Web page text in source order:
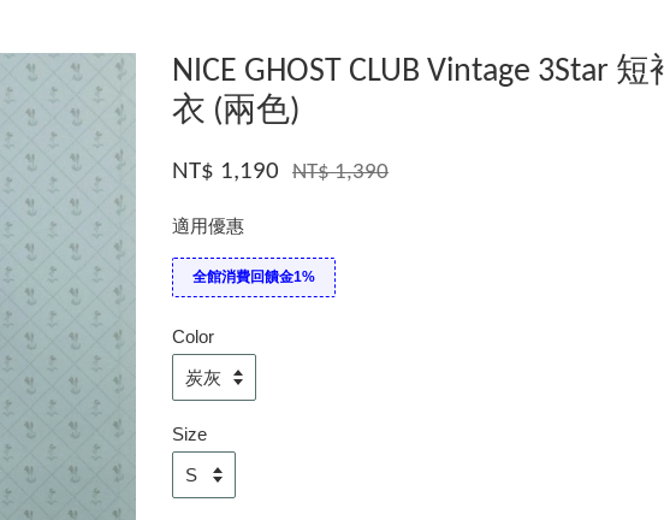
NICE GHOST CLUB Vintage 3Star
衣 (兩色)
NT$ 1,190 NT$ 1,390
適用優惠
全館消費回饋金1%
Color
Size